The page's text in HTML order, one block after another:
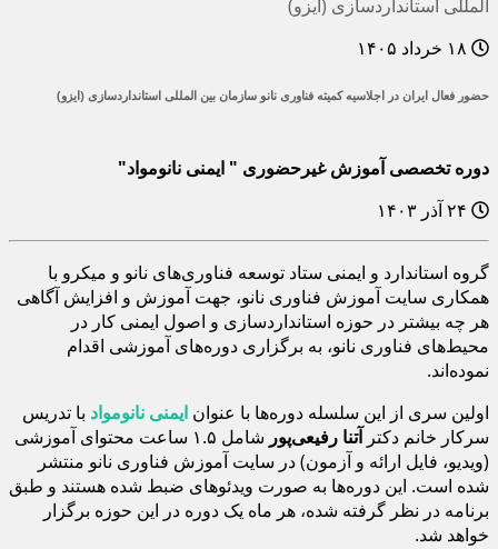
حضور فعال ایران در اجلاسیه کمیته فناوری نانو سازمان بین المللی استانداردسازی (ایزو)
دوره‌ تخصصی آموزش غيرحضوری " ایمنی نانومواد"
گروه استاندارد و ایمنی ستاد توسعه فناوری‌های نانو و میکرو با
همکاری سایت آموزش فناوری نانو، جهت آموزش و افزایش آگاهی
هر چه بیشتر در حوزه استانداردسازی و اصول ایمنی کار در
محیط‌های فناوری نانو، به برگزاری دوره‌های آموزشی اقدام
نموده‌اند.
اولین سری از این سلسله دوره‌ها با عنوان ایمنی نانومواد با تدریس
سرکار خانم دکتر آتنا رفیعی‌پور
شامل ۱.۵ ساعت محتوای آموزشی
(ویدیو، فایل ارائه و آزمون) در سایت آموزش فناوری نانو منتشر
شده است. این دوره‌ها به صورت ویدئوهای ضبط شده هستند و طبق
برنامه در نظر گرفته شده، هر ماه یک دوره در این حوزه برگزار
خواهد شد.